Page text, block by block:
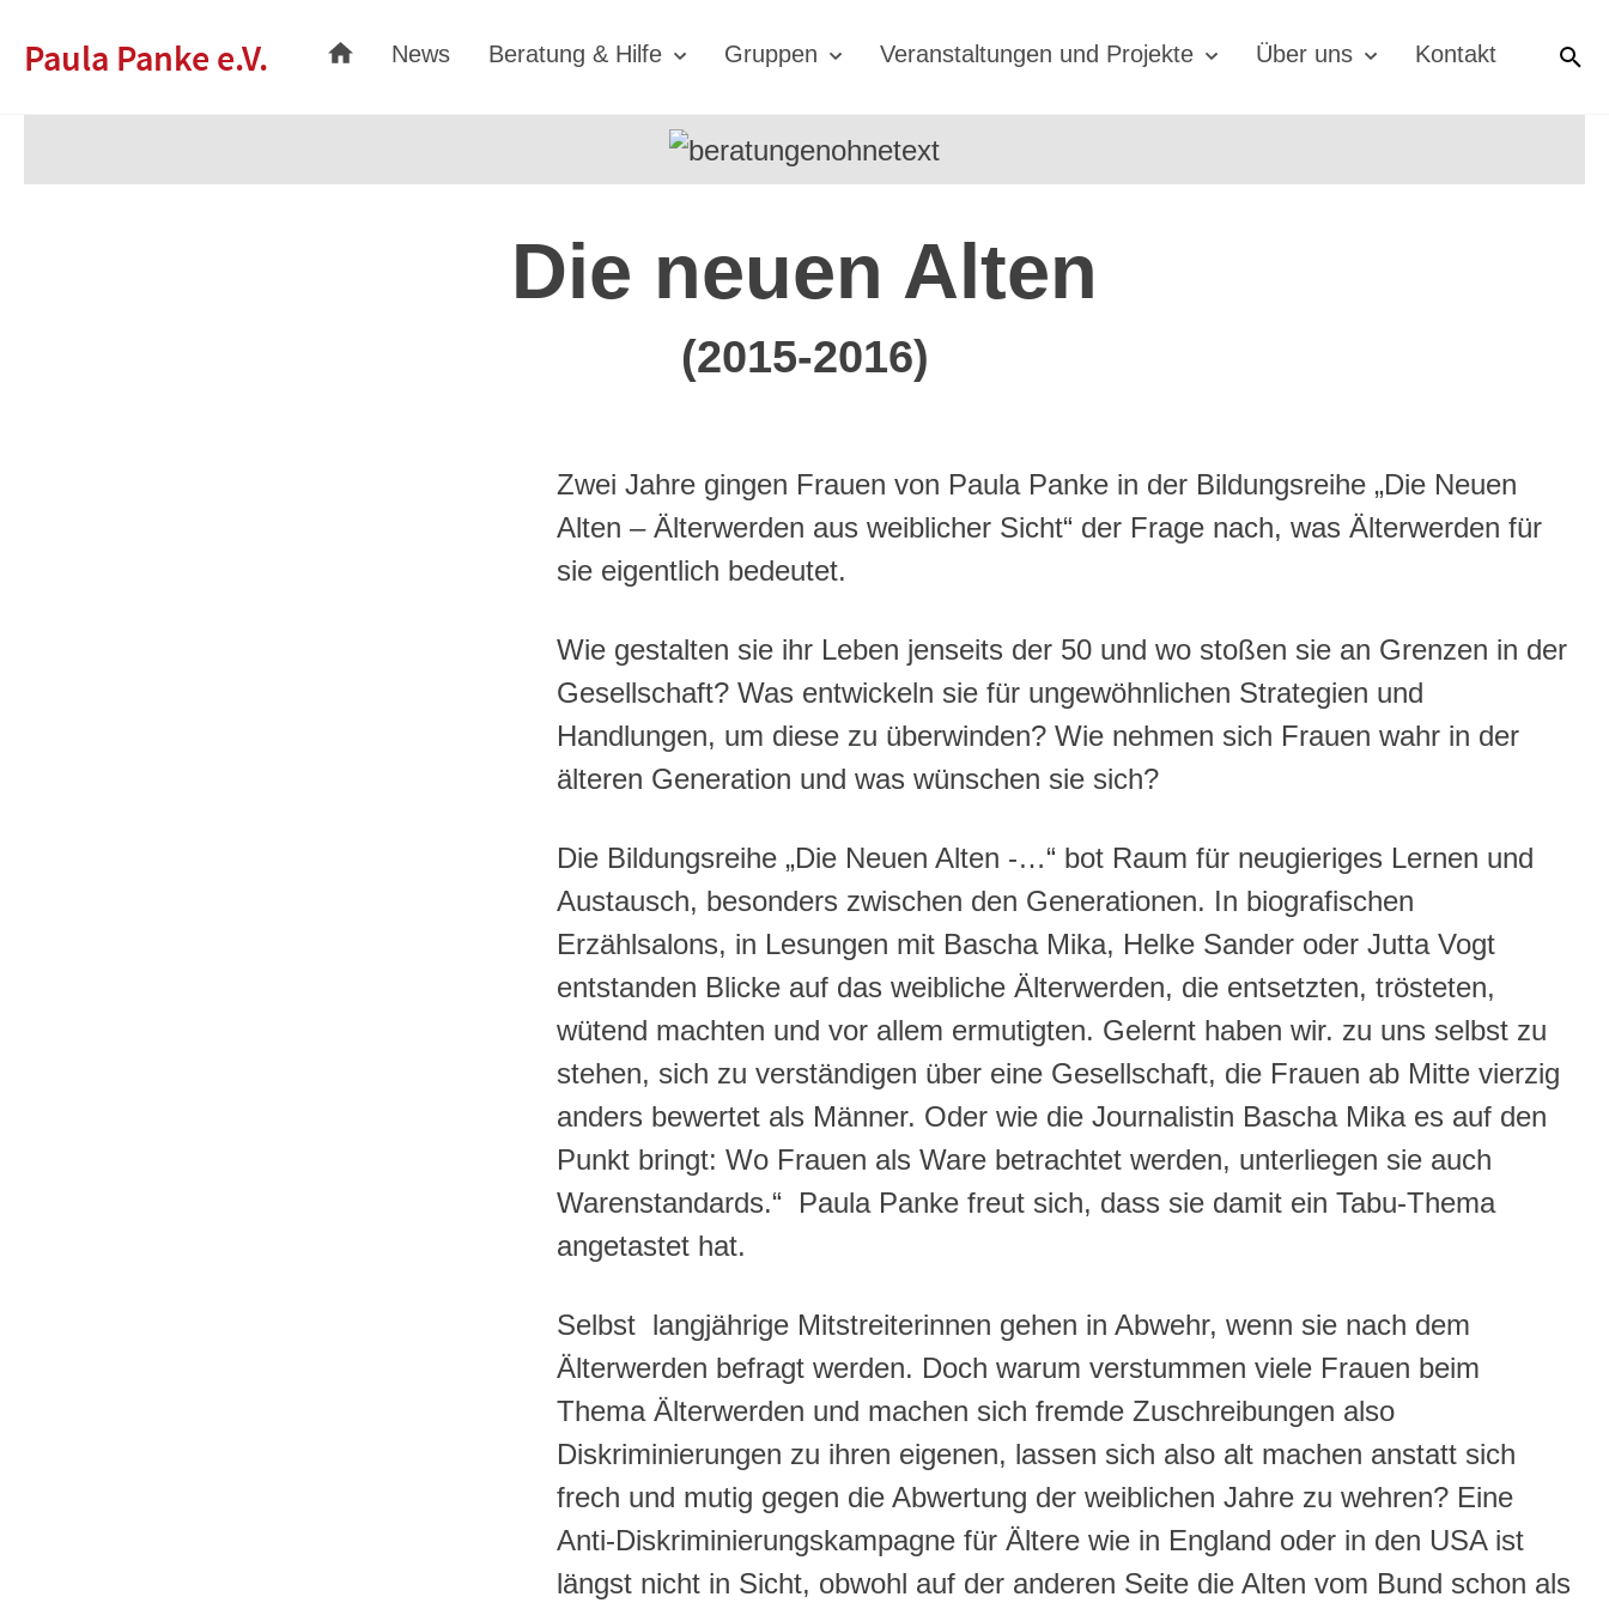
Paula Panke e.V. News Beratung & Hilfe Gruppen Veranstaltungen und Projekte Über uns Kontakt
Die neuen Alten
(2015-2016)
Zwei Jahre gingen Frauen von Paula Panke in der Bildungsreihe „Die Neuen
Alten – Älterwerden aus weiblicher Sicht“ der Frage nach, was Älterwerden für
sie eigentlich bedeutet.
Wie gestalten sie ihr Leben jenseits der 50 und wo stoßen sie an Grenzen in der
Gesellschaft? Was entwickeln sie für ungewöhnlichen Strategien und
Handlungen, um diese zu überwinden? Wie nehmen sich Frauen wahr in der
älteren Generation und was wünschen sie sich?
Die Bildungsreihe „Die Neuen Alten -…“ bot Raum für neugieriges Lernen und
Austausch, besonders zwischen den Generationen. In biografischen
Erzählsalons, in Lesungen mit Bascha Mika, Helke Sander oder Jutta Vogt
entstanden Blicke auf das weibliche Älterwerden, die entsetzten, trösteten,
wütend machten und vor allem ermutigten. Gelernt haben wir. zu uns selbst zu
stehen, sich zu verständigen über eine Gesellschaft, die Frauen ab Mitte vierzig
anders bewertet als Männer. Oder wie die Journalistin Bascha Mika es auf den
Punkt bringt: Wo Frauen als Ware betrachtet werden, unterliegen sie auch
Warenstandards.“ Paula Panke freut sich, dass sie damit ein Tabu-Thema
angetastet hat.
Selbst langjährige Mitstreiterinnen gehen in Abwehr, wenn sie nach dem
Älterwerden befragt werden. Doch warum verstummen viele Frauen beim
Thema Älterwerden und machen sich fremde Zuschreibungen also
Diskriminierungen zu ihren eigenen, lassen sich also alt machen anstatt sich
frech und mutig gegen die Abwertung der weiblichen Jahre zu wehren? Eine
Anti-Diskriminierungskampagne für Ältere wie in England oder in den USA ist
längst nicht in Sicht, obwohl auf der anderen Seite die Alten vom Bund schon als